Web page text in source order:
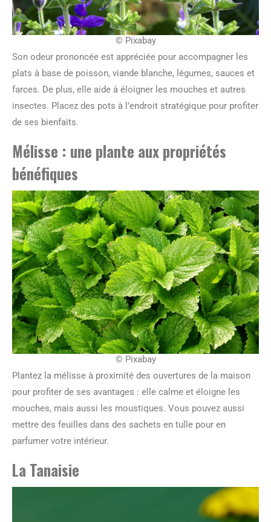
© Pixabay
Son odeur prononcée est appréciée pour accompagner les
plats à base de poisson, viande blanche, légumes, sauces et
farces. De plus, elle aide à éloigner les mouches et autres
insectes. Placez des pots à l’endroit stratégique pour profiter
de ses bienfaits.
Mélisse : une plante aux propriétés
bénéfiques
© Pixabay
Plantez la mélisse à proximité des ouvertures de la maison
pour profiter de ses avantages : elle calme et éloigne les
mouches, mais aussi les moustiques. Vous pouvez aussi
mettre des feuilles dans des sachets en tulle pour en
parfumer votre intérieur.
La Tanaisie